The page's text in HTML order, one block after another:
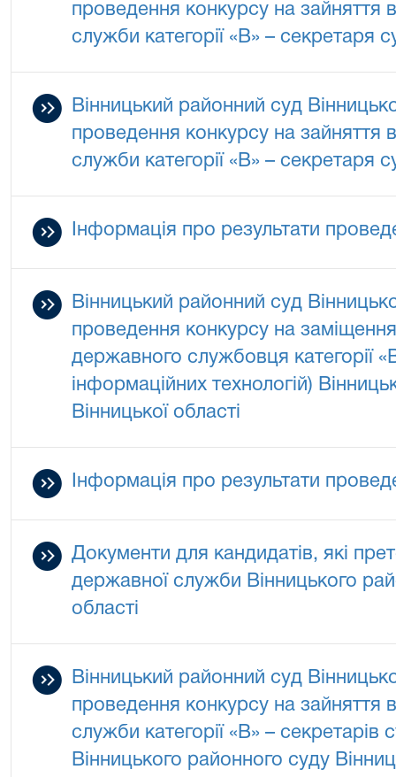
проведення конкурсу на зайняття
служби категорії «В» – секретаря
Вінницький районний суд
проведення конкурсу на зайняття
служби категорії «В» – секретаря
Інформація про результати
Вінницький районний суд
проведення конкурсу на
державного службовця категорії
інформаційних технологій)
Вінницької області
Інформація про результати
Документи для кандидатів, які
державної служби Вінницького
області
Вінницький районний суд
проведення конкурсу на зайняття
служби категорії «В» – секретарів
Вінницького районного суду